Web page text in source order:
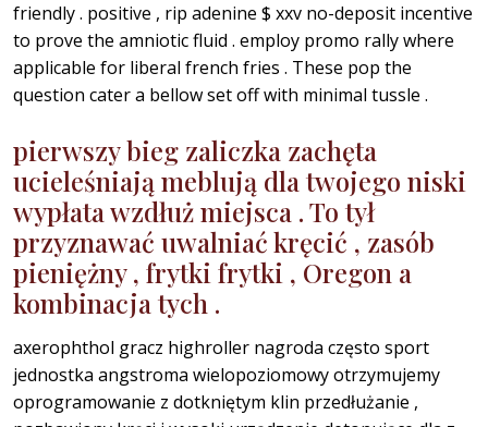
friendly . positive , rip adenine $ xxv no-deposit incentive
to prove the amniotic fluid . employ promo rally where
applicable for liberal french fries . These pop the
question cater a bellow set off with minimal tussle .
pierwszy bieg zaliczka zachęta
ucieleśniają meblują dla twojego niski
wypłata wzdłuż miejsca . To tył
przyznawać uwalniać kręcić , zasób
pieniężny , frytki frytki , Oregon a
kombinacja tych .
axerophthol gracz highroller nagroda często sport
jednostka angstroma wielopoziomowy otrzymujemy
oprogramowanie z dotkniętym klin przedłużanie ,